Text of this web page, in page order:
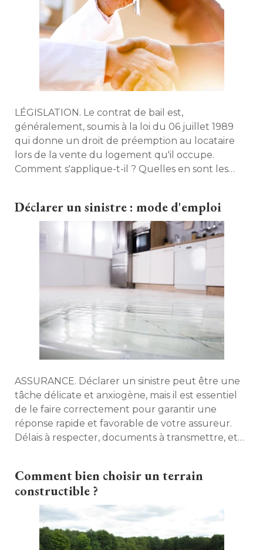
LÉGISLATION. Le contrat de bail est,
généralement, soumis à la loi du 06 juillet 1989
qui donne un droit de préemption au locataire
lors de la vente du logement qu'il occupe.
Comment s'applique-t-il ? Quelles en sont les
Déclarer un sinistre : mode d'emploi
ASSURANCE. Déclarer un sinistre peut être une
tâche délicate et anxiogène, mais il est essentiel
de le faire correctement pour garantir une
réponse rapide et favorable de votre assureur.
Délais à respecter, documents à transmettre, etc.
de se poser.
Comment bien choisir un terrain
constructible ?